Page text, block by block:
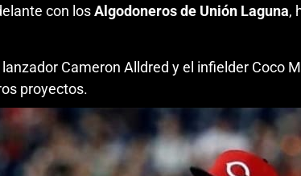
con losAlgodoneros de Unión Laguna,
Cameron Alldred y el infielder Coco
proyectos.